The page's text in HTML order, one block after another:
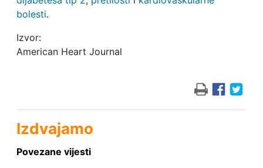
bolesti.
Izvor:
American Heart Journal
Izdvajamo
Povezane vijesti